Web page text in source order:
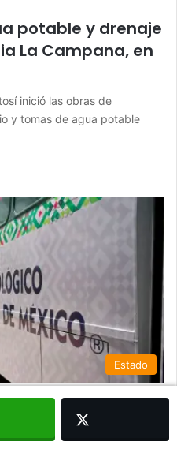
potable y drenaje
La Campana, en
inició las obras de
y tomas de agua potable
Estado
Valles recibe
académicas